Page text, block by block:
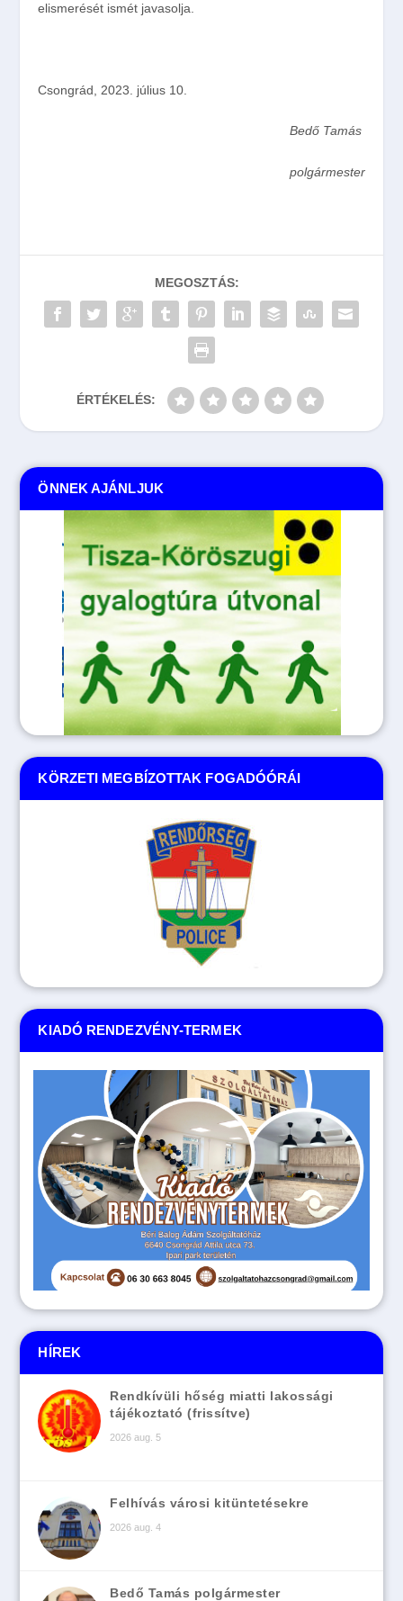
elismerését ismét javasolja.
Csongrád, 2023. július 10.
Bedő Tamás
polgármester
MEGOSZTÁS:
ÉRTÉKELÉS:
HÍREK
Rendkívüli hőség miatti lakossági
tájékoztató (frissítve)
2026 aug. 5
Felhívás városi kitüntetésekre
2026 aug. 4
Bedő Tamás polgármester
KIADÓ RENDEZVÉNY-TERMEK
KÖRZETI MEGBÍZOTTAK FOGADÓÓRÁI
ÖNNEK AJÁNLJUK